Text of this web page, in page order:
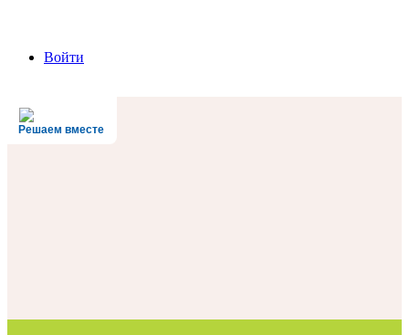
Войти
Решаем вместе